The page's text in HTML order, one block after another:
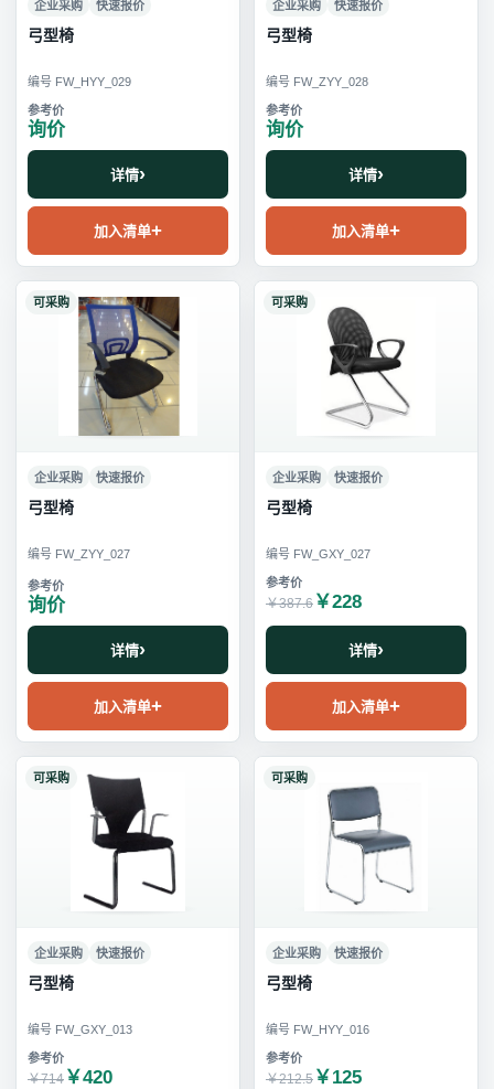
企业采购 快速报价
弓型椅
编号 FW_HYY_029
询价
详情
加入清单
企业采购 快速报价
弓型椅
编号 FW_ZYY_028
询价
详情
加入清单
可采购
企业采购 快速报价
弓型椅
编号 FW_ZYY_027
询价
详情
加入清单
可采购
企业采购 快速报价
弓型椅
编号 FW_GXY_027
￥387.6 ￥228
详情
加入清单
可采购
企业采购 快速报价
弓型椅
编号 FW_GXY_013
￥714 ￥420
可采购
企业采购 快速报价
弓型椅
编号 FW_HYY_016
￥212.5 ￥125